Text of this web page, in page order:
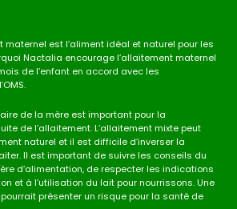
maternel est l’aliment idéal et naturel pour les
Nactalia encourage l’allaitement maternel
de l’enfant en accord avec les
de la mère est important pour la
de l’allaitement. L’allaitement mixte peut
naturel et il est difficile d’inverser la
Il est important de suivre les conseils du
d’alimentation, de respecter les indications
et à l’utilisation du lait pour nourrissons. Une
présenter un risque pour la santé de